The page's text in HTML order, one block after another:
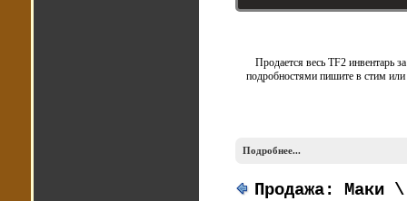
Продается весь TF2 инвентарь
подробностями пишите в стим
Подробнее...
Продажа: Маки \